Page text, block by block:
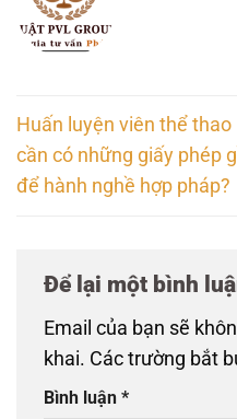
Huấn luyện viên thể thao
cần có những giấy phép
để hành nghề hợp pháp?
Để lại một bình
Email của bạn sẽ
khai. Các trường bắt
Bình luận *